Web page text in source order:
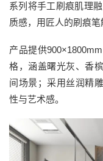
系列将手工刷痕肌理
质感，用匠人的刷痕笔
产品提供
格，涵盖曙光灰、香
间场景；采用丝润精
性与艺术感。